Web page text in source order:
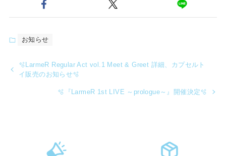
お知らせ
🫧LarmeR Regular Act vol.1 Meet & Greet 詳細、カプセルト
イ販売のお知らせ🫧
🫧『LarmeR 1st LIVE ～prologue～』開催決定🫧